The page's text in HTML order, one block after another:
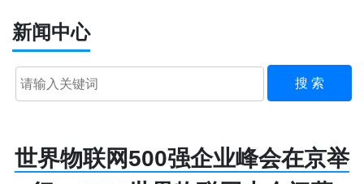
新闻中心
搜 索
世界物联网500强企业峰会在京举